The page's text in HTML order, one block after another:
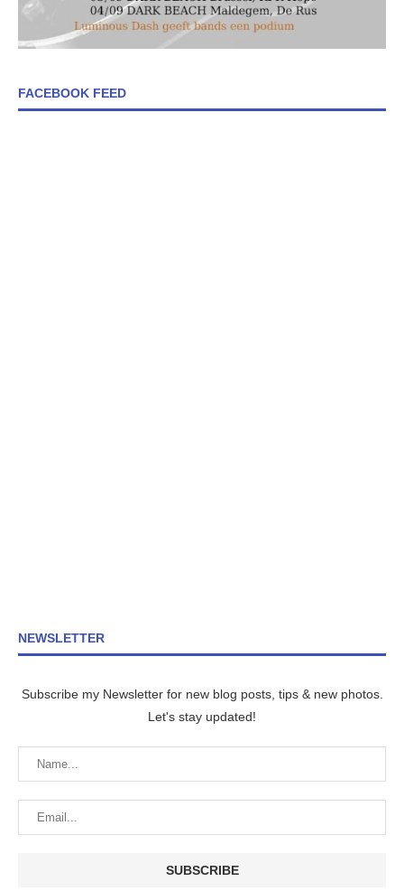
FACEBOOK FEED
NEWSLETTER
Subscribe my Newsletter for new blog posts, tips & new photos.
Let's stay updated!